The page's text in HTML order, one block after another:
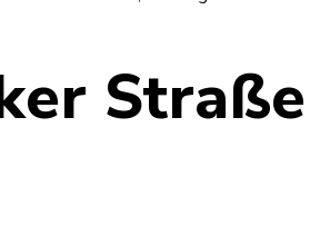
Straße